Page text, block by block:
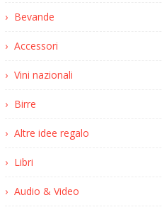
Bevande
Accessori
Vini nazionali
Birre
Altre idee regalo
Libri
Audio & Video